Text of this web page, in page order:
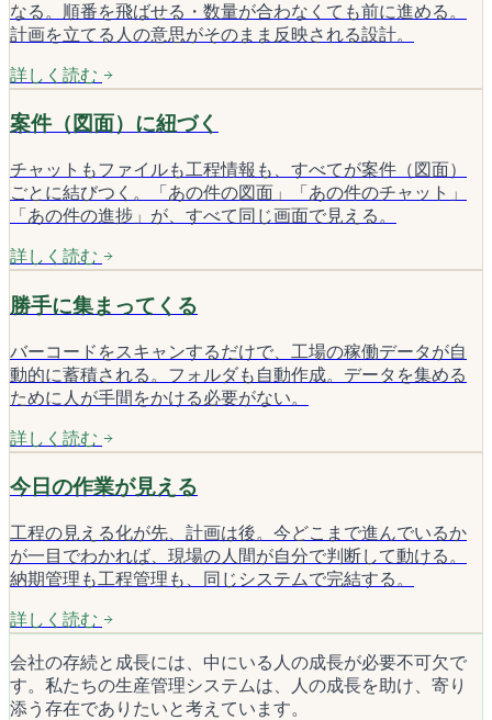
なる。順番を飛ばせる・数量が合わなくても前に進める。
計画を立てる人の意思がそのまま反映される設計。
詳しく読む
案件（図面）に紐づく
チャットもファイルも工程情報も、すべてが案件（図面）
ごとに結びつく。「あの件の図面」「あの件のチャット」
「あの件の進捗」が、すべて同じ画面で見える。
詳しく読む
勝手に集まってくる
バーコードをスキャンするだけで、工場の稼働データが自
動的に蓄積される。フォルダも自動作成。データを集める
ために人が手間をかける必要がない。
詳しく読む
今日の作業が見える
工程の見える化が先、計画は後。今どこまで進んでいるか
が一目でわかれば、現場の人間が自分で判断して動ける。
納期管理も工程管理も、同じシステムで完結する。
詳しく読む
会社の存続と成長には、中にいる人の成長が必要不可欠で
す。私たちの生産管理システムは、人の成長を助け、寄り
添う存在でありたいと考えています。